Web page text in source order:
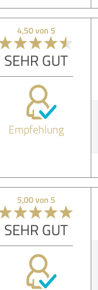
4,50 von 5
SEHR GUT
Empfehlung
5,00 von 5
SEHR GUT